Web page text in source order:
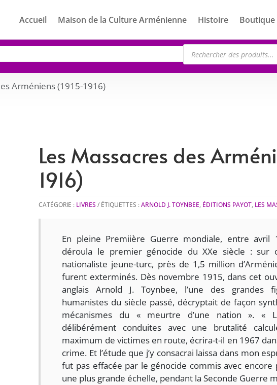
Accueil Maison de la Culture Arménienne Histoire Boutique
Recherche
de
produits
Arméniens (1915-1916)
Les Massacres des
1916)
CATÉGORIE : LIVRES ÉTIQUETTES :ARNOLD J. TOYNBEE, ÉDITIONS PAYOT, LES
En pleine Premiière Guerre mondiale, entre
déroula le premier génocide du XXe siècle : sur
nationaliste jeune-turc, près de 1,5 million
furent exterminés. Dès novembre 1915, dans cet
anglais Arnold J. Toynbee, l’une des grandes
humanistes du siècle passé, décryptait de façon
mécanismes du « meurtre d’une nation ». «
délibérément conduites avec une brutalité
maximum de victimes en route, écrira-t-il en 1967
crime. Et l’étude que j’y consacrai laissa dans mon
fut pas effacée par le génocide commis avec
une plus grande échelle, pendant la Seconde Guerre